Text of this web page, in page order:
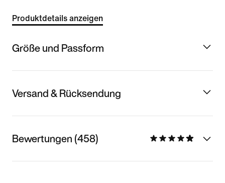
Produktdetails anzeigen
Größe und Passform
Versand & Rücksendung
Bewertungen (458)